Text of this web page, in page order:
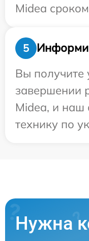
Midea
5
Вы получите
завершении
Midea, и наш
технику по
Нужна